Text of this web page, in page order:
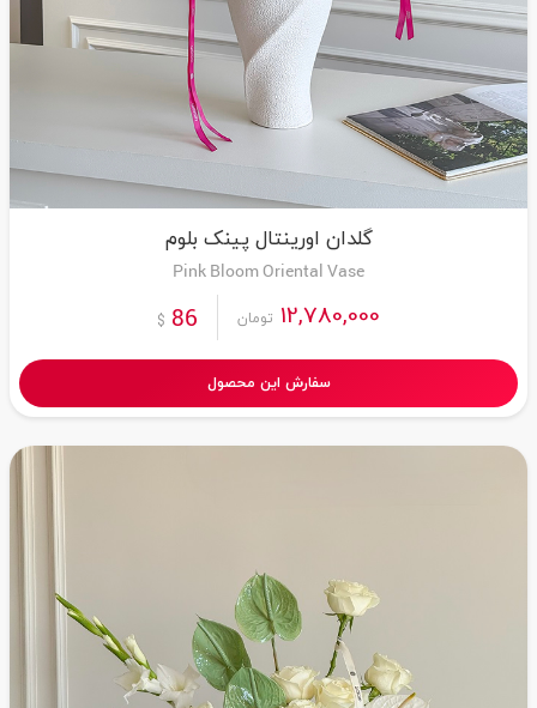
گلدان اورینتال پینک بلوم
Pink Bloom Oriental Vase
12,780,000 تومان 86
$
سفارش این محصول